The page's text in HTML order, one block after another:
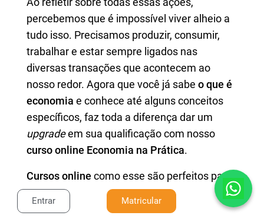
percebemos que é impossível viver alheio a
tudo isso. Precisamos produzir, consumir,
trabalhar e estar sempre ligados nas
diversas transações que acontecem ao
nosso redor. Agora que você já sabe o que é
economia e conhece até alguns conceitos
específicos, faz toda a diferença dar um
upgradeem sua qualificação com nosso
curso online Economia na Prática.
Cursos online como esse são perfeitos para
capacitação de quem deseja se aprofundar
no tema, para atualização de servidores
Entrar Matricular